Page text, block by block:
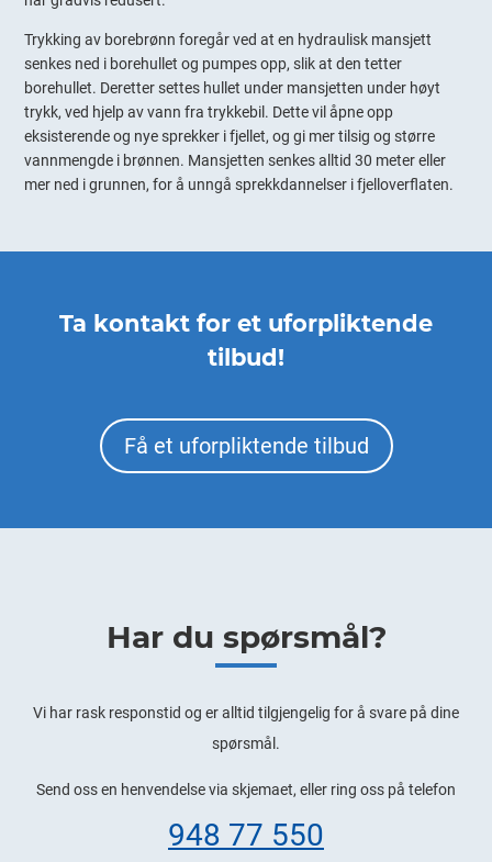
Trykking av borebrønn foregår ved at en hydraulisk mansjett
senkes ned i borehullet og pumpes opp, slik at den tetter
borehullet. Deretter settes hullet under mansjetten under høyt
trykk, ved hjelp av vann fra trykkebil. Dette vil åpne opp
eksisterende og nye sprekker i fjellet, og gi mer tilsig og større
vannmengde i brønnen. Mansjetten senkes alltid 30 meter eller
mer ned i grunnen, for å unngå sprekkdannelser i fjelloverflaten.
Ta kontakt for et uforpliktende
tilbud!
Få et uforpliktende tilbud
Har du spørsmål?
​Vi har rask responstid og er alltid ​tilgjengelig for å svare på dine
spørsmål.
Send oss en henvendelse via skjemaet, eller ring oss på telefon
948 77 550